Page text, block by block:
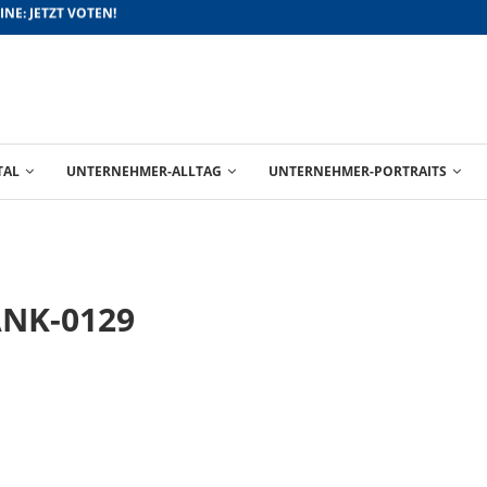
BESSERE ABSCHLÜSSE
UNTERNEHMER-ALLTAG UNTERNEHMER-PORTRAITS
0129